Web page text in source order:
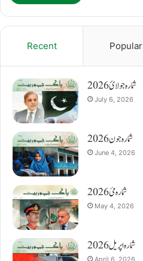
Recent Popular
شمارہ جولائ 2026
July 6, 2026
شمارہ جون 2026
June 4, 2026
شمارہ مئ 2026
May 4, 2026
شمارہ اپریل 2026
April 6, 2026